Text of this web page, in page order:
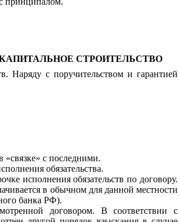
СТРОИТЕЛЬСТВО
Наряду с поручительством и гарантией
«связке» с последними.
обязательства.
исполнения обязательств по договору.
в обычном для данной местности
банка РФ).
договором. В соответствии с